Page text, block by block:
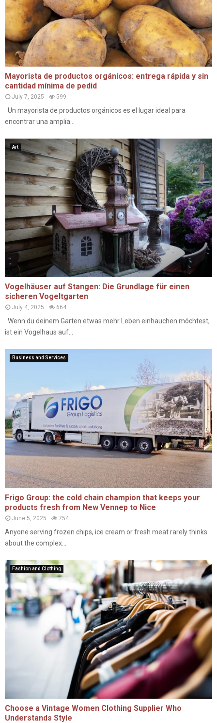
Mayorista de productos orgánicos: entrega rápida y sin
cantidad mínima de pedid
July 7, 2025 599
Un mayorista de productos orgánicos es el lugar ideal para
encontrar una amplia...
Art
Vogelhäuser auf Stangen: Die Grundlage für einen
sicheren Vogeltgarten
July 4, 2025 664
Wenn du deinem Garten etwas mehr Leben einhauchen möchtest,
ist ein Vogelhaus auf...
Business and Services
Frigo Group: the cold chain champion that keeps your
products fresh from New Vennep to Nice
June 5, 2025 754
Anyone serving frozen chips, ice cream or fresh meat rarely thinks
about the complex...
Fashion and Clothing
Choose a Vintage Women Clothing Supplier Who
Understands Style